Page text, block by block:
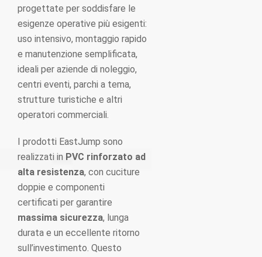
progettate per soddisfare le
esigenze operative più esigenti:
uso intensivo, montaggio rapido
e manutenzione semplificata,
ideali per aziende di noleggio,
centri eventi, parchi a tema,
strutture turistiche e altri
operatori commerciali.
I prodotti EastJump sono
realizzati in PVC rinforzato ad
alta resistenza, con cuciture
doppie e componenti
certificati per garantire
massima sicurezza, lunga
durata e un eccellente ritorno
sull’investimento. Questo